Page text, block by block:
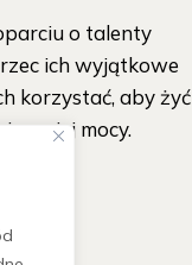
o talenty
ich wyjątkowe
korzystać, aby żyć
swojej mocy.